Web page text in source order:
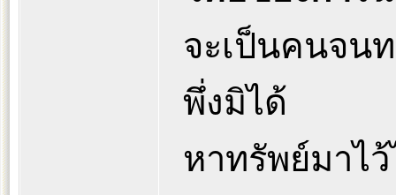
จะเป็นคนจน
พึ่งมิได้
หาทรัพย์มาไ